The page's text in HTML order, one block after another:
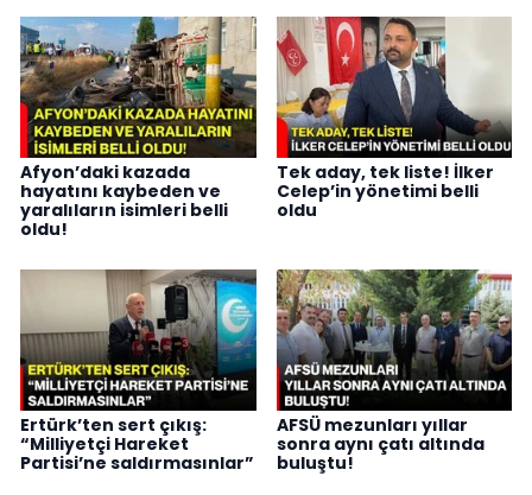
Afyon’daki kazada
hayatını kaybeden ve
yaralıların isimleri belli
oldu!
Tek aday, tek liste! İlker
Celep’in yönetimi belli
oldu
Ertürk’ten sert çıkış:
“Milliyetçi Hareket
Partisi’ne saldırmasınlar”
AFSÜ mezunları yıllar
sonra aynı çatı altında
buluştu!